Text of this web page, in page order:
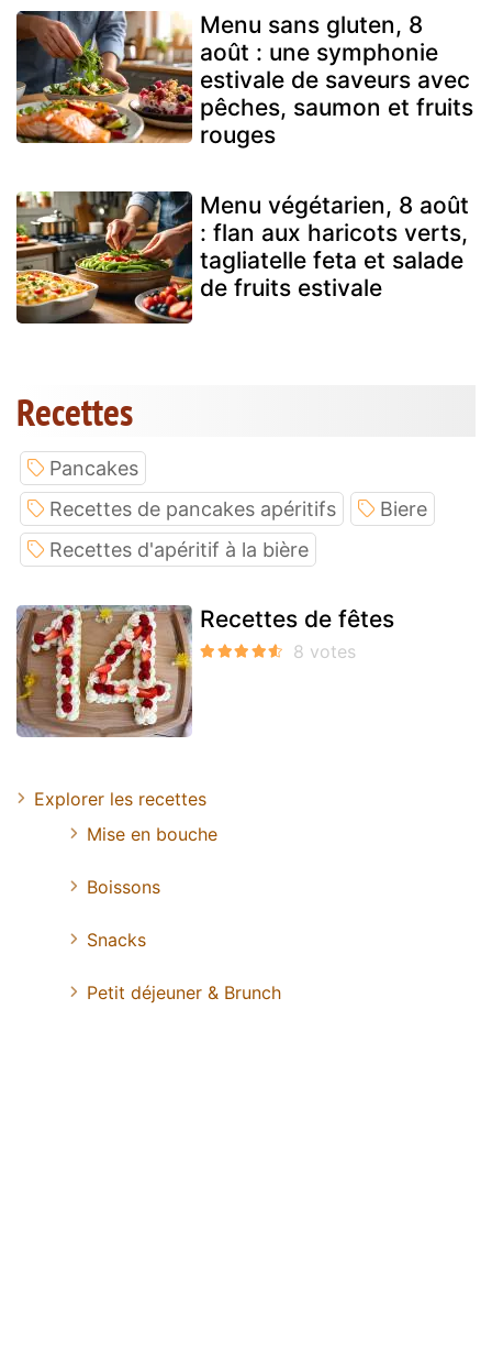
Menu sans gluten, 8
août : une symphonie
estivale de saveurs avec
pêches, saumon et fruits
rouges
Menu végétarien, 8 août
: flan aux haricots verts,
tagliatelle feta et salade
de fruits estivale
Recettes
Pancakes
Recettes de pancakes apéritifs
Biere
Recettes d'apéritif à la bière
Recettes de fêtes
Explorer les recettes
Mise en bouche
Boissons
Snacks
Petit déjeuner & Brunch